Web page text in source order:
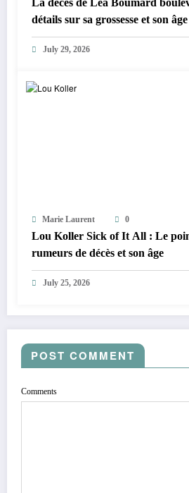
La décès de Lea Boumard
détails sur sa grossesse et son âge
July 29, 2026
Marie Laurent 0
Lou Koller Sick of It All : Le
rumeurs de décès et son âge
July 25, 2026
POST COMMENT
Comments